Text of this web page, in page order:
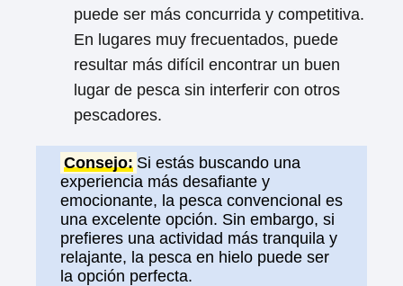
puede ser más concurrida y competitiva.
En lugares muy frecuentados, puede
resultar más difícil encontrar un buen
lugar de pesca sin interferir con otros
pescadores.
Consejo: Si estás buscando una
experiencia más desafiante y
emocionante, la pesca convencional es
una excelente opción. Sin embargo, si
prefieres una actividad más tranquila y
relajante, la pesca en hielo puede ser
la opción perfecta.